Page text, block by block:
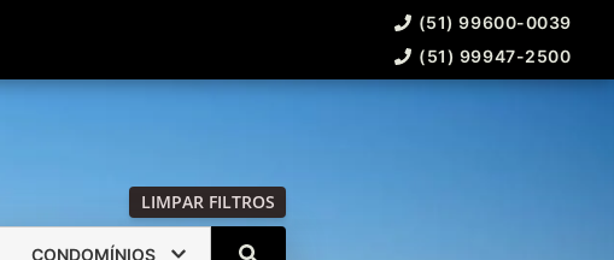
(51) 99600-0039
(51) 99947-2500
LIMPAR FILTROS
CONDOMÍNIOS